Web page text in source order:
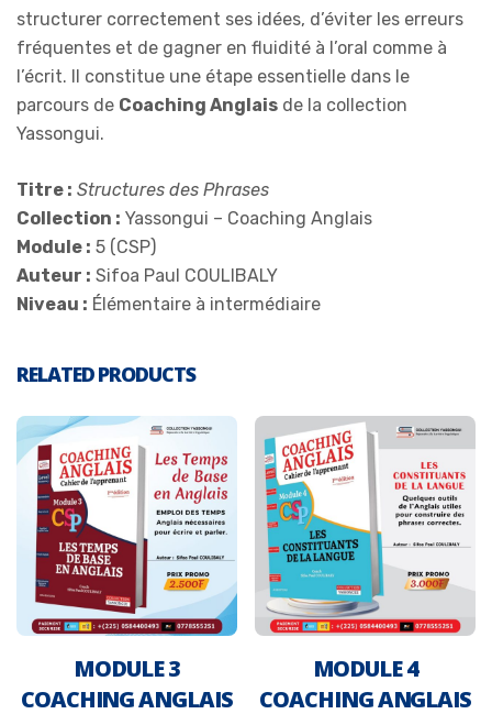
structurer correctement ses idées, d’éviter les erreurs
fréquentes et de gagner en fluidité à l’oral comme à
l’écrit. Il constitue une étape essentielle dans le
parcours de Coaching Anglais de la collection
Yassongui.
Titre : Structures des Phrases
Collection : Yassongui – Coaching Anglais
Module : 5 (CSP)
Auteur : Sifoa Paul COULIBALY
Niveau : Élémentaire à intermédiaire
RELATED PRODUCTS
MODULE 3
COACHING ANGLAIS
MODULE 4
COACHING ANGLAIS